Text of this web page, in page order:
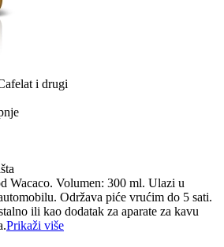
i drugi
Wacaco. Volumen: 300 ml. Ulazi u
Održava piće vrućim do 5 sati.
ili kao dodatak za aparate za kavu
Prikaži više